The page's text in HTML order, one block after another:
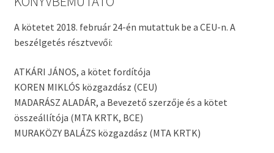
A kötetet 2018. február 24-én mutattuk be a CEU-n. A
beszélgetés résztvevői:
ATKÁRI JÁNOS, a kötet fordítója
KOREN MIKLÓS közgazdász (CEU)
MADARÁSZ ALADÁR, a Bevezető szerzője és a kötet
összeállítója (MTA KRTK, BCE)
MURAKÖZY BALÁZS közgazdász (MTA KRTK)